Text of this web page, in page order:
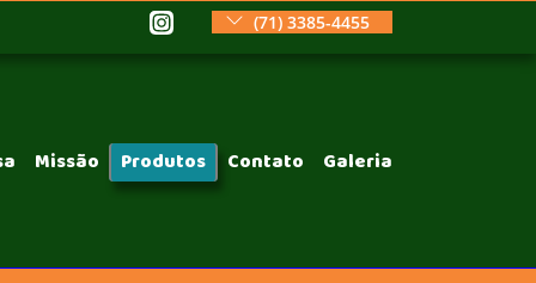
(71) 3385-4455
Missão Produtos Contato Galeria